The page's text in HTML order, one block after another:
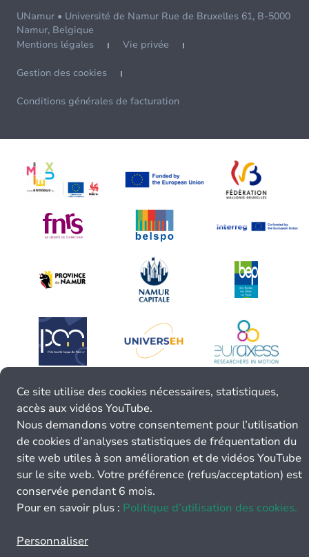
UNamur • Université de Namur Rue de Bruxelles 61, B-5000
Namur, Belgique
Mentions légales
Vie privée
Gestion des cookies
Conditions générales de facturation
Ce site utilise des cookies nécessaires, statistiques,
accès aux vidéos YouTube.
Nous demandons votre consentement pour l’utilisation
de cookies d’analyses statistiques de fréquentation du
site web utiles à son amélioration et de vidéos YouTube
sur le site web. Votre préférence (refus/acceptation) est
conservée pendant 6 mois.
Pour en savoir plus : Politique d’utilisation des cookies.
Personnaliser